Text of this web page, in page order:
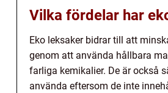
Vilka fördelar har
Eko leksaker bidrar till att
genom att använda hållbara
farliga kemikalier. De är också
använda eftersom de inte